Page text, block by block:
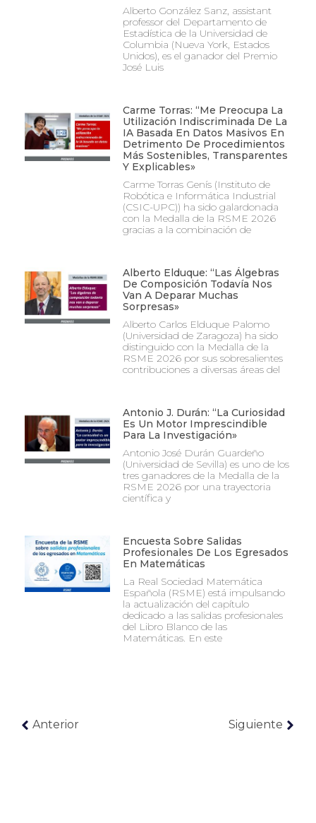
Alberto González Sanz, assistant
professor del Departamento de
Estadística de la Universidad de
Columbia (Nueva York, Estados
Unidos), es el ganador del Premio
José Luis
Carme Torras: “Me Preocupa La
Utilización Indiscriminada De La
IA Basada En Datos Masivos En
Detrimento De Procedimientos
Más Sostenibles, Transparentes
Y Explicables»
Carme Torras Genís (Instituto de
Robótica e Informática Industrial
(CSIC-UPC)) ha sido galardonada
con la Medalla de la RSME 2026
gracias a la combinación de
Alberto Elduque: “Las Álgebras
De Composición Todavía Nos
Van A Deparar Muchas
Sorpresas»
Alberto Carlos Elduque Palomo
(Universidad de Zaragoza) ha sido
distinguido con la Medalla de la
RSME 2026 por sus sobresalientes
contribuciones a diversas áreas del
Antonio J. Durán: “La Curiosidad
Es Un Motor Imprescindible
Para La Investigación»
Antonio José Durán Guardeño
(Universidad de Sevilla) es uno de los
tres ganadores de la Medalla de la
RSME 2026 por una trayectoria
científica y
Encuesta Sobre Salidas
Profesionales De Los Egresados
En Matemáticas
La Real Sociedad Matemática
Española (RSME) está impulsando
la actualización del capítulo
dedicado a las salidas profesionales
del Libro Blanco de las
Matemáticas. En este
Anterior Siguiente